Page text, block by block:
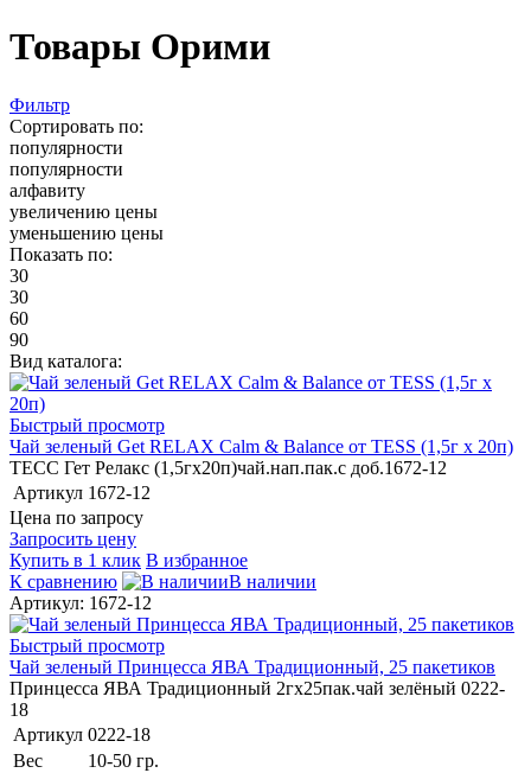
Товары Орими
Фильтр
Сортировать по:
популярности
популярности
алфавиту
увеличению цены
уменьшению цены
Показать по:
30
30
60
90
Вид каталога:
Быстрый просмотр
Чай зеленый Get RELAX Calm & Balance от TESS (1,5г х 20п)
ТЕСС Гет Релакс (1,5гх20п)чай.нап.пак.с доб.1672-12
Артикул 1672-12
Цена по запросу
Запросить цену
Купить в 1 клик В избранное
К сравнению
В наличии
Артикул: 1672-12
Быстрый просмотр
Чай зеленый Принцесса ЯВА Традиционный, 25 пакетиков
Принцесса ЯВА Традиционный 2гх25пак.чай зелёный 0222-
18
Артикул 0222-18
Вес
10-50 гр.